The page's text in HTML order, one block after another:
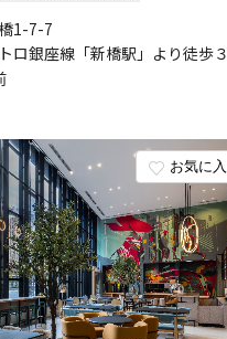
お気に
1-7-7
ロ銀座線「新橋駅」より徒歩